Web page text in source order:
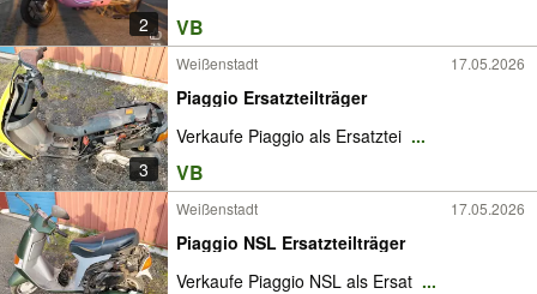
2 VB
3
Weißenstadt 17.05.2026
Piaggio Ersatzteilträger
Verkaufe Piaggio als Ersatztei ...
VB
Weißenstadt 17.05.2026
Piaggio NSL Ersatzteilträger
Verkaufe Piaggio NSL als Ersat ...